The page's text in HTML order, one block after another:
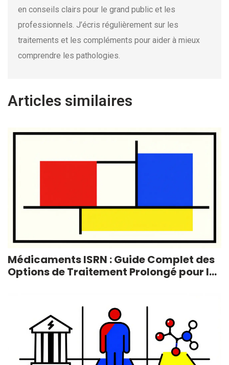
en conseils clairs pour le grand public et les
professionnels. J’écris régulièrement sur les
traitements et les compléments pour aider à mieux
comprendre les pathologies.
Articles similaires
Médicaments ISRN : Guide Complet des
Options de Traitement Prolongé pour la